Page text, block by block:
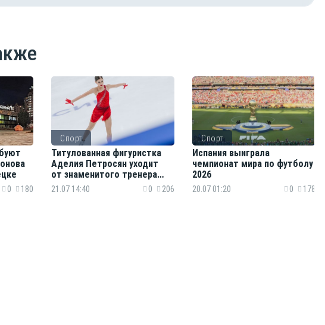
0 180
Спорт
Титулованная фигуристка
Аделия Петросян уходит
от знаменитого тренера
Тутберидзе
21.07 14:40 0 206
Спорт
Испания выиграла
чемпионат мира по футболу
2026
20.07 01:20 0 178